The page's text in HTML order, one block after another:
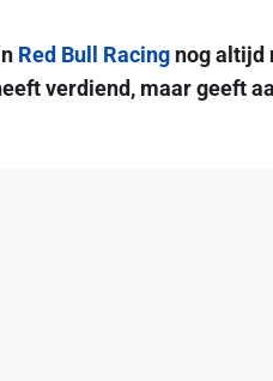
Red Bull Racingnog altijd
verdiend, maar geeft